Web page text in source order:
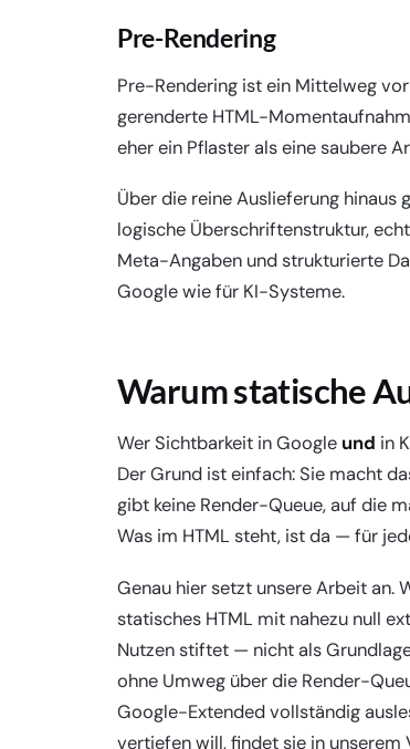
Pre-Rendering
Pre-Rendering ist ein Mittelweg
gerenderte HTML-
eher ein Pflaster als eine saubere
Über die reine Auslieferung hinaus
logische Überschriftenstruktur,
Meta-Angaben und strukturierte
Google wie für KI-Systeme.
Warum statische
Wer Sichtbarkeit in Google und in
Der Grund ist einfach: Sie macht
gibt keine Render-Queue, auf die
Was im HTML steht, ist da — für
Genau hier setzt unsere Arbeit an.
statisches HTML mit nahezu null
Nutzen stiftet — nicht als
ohne Umweg über die Render-
Google-Extended vollständig
vertiefen will, findet sie in unserem